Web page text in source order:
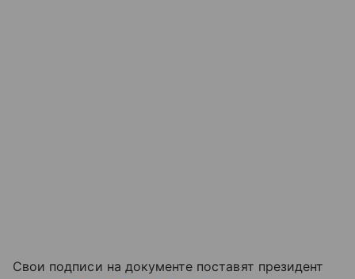
Свои подписи на документе поставят президент